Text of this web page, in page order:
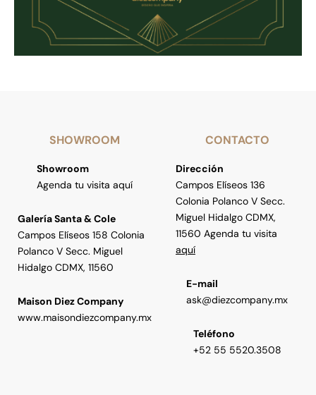
SHOWROOM
Showroom
Agenda tu visita aquí
Galería Santa & Cole
Campos Elíseos 158 Colonia
Polanco V Secc. Miguel
Hidalgo CDMX, 11560
Maison Diez Company
www.maisondiezcompany.mx
CONTACTO
Dirección
Campos Elíseos 136
Colonia Polanco V Secc.
Miguel Hidalgo CDMX,
11560 Agenda tu visita
aquí
E-mail
ask@diezcompany.mx
Teléfono
+52 55 5520.3508